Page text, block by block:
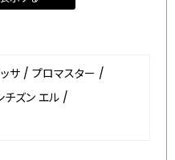
サ / プロマスター /
チズン エル /